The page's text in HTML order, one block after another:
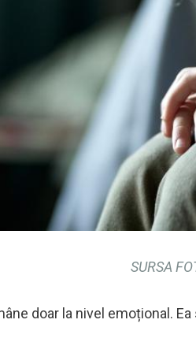
SURSA
doar la nivel emoțional.